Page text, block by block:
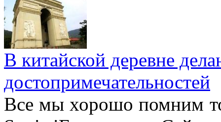
В китайской деревне
достопримечательностей
Все мы хорошо помним